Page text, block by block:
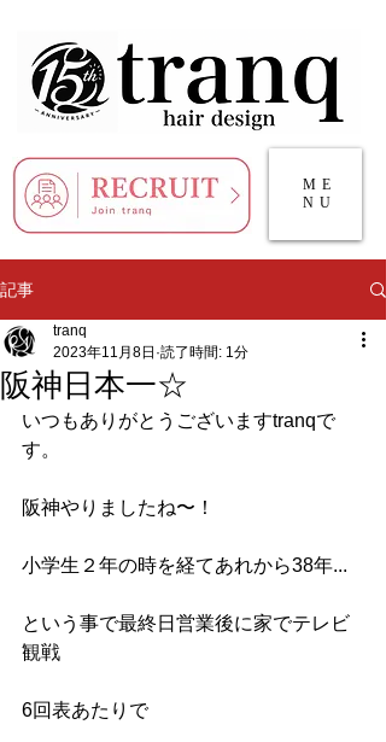
ME
NU
記事
阪神日本一☆
tranq
2023年11月8日 読了時間: 1分
いつもありがとうございますtranqで
す。
阪神やりましたね〜！
小学生２年の時を経てあれから38年...
という事で最終日営業後に家でテレビ
観戦
6回表あたりで